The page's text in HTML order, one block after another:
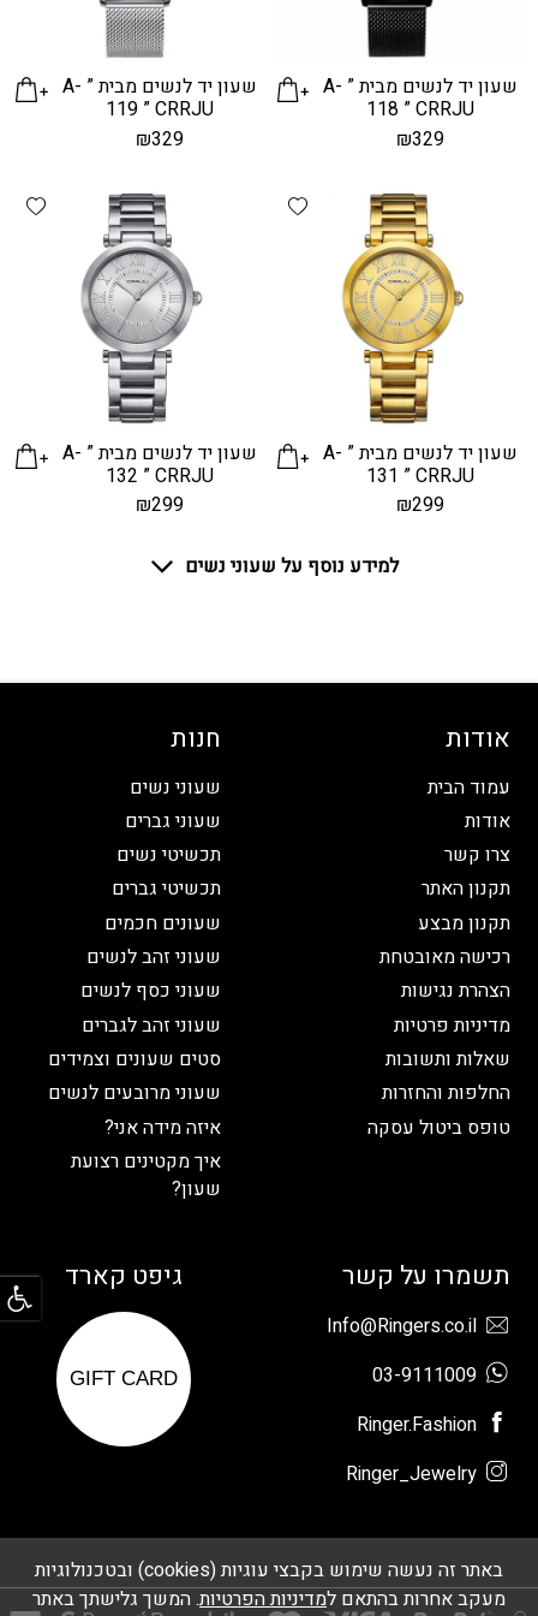
שעון יד לנשים מבית ” A-
118 ” CRRJU
₪329
שעון יד לנשים מבית ” A-
119 ” CRRJU
₪329
Add wishlist
שעון יד לנשים מבית ” A-
131 ” CRRJU
₪299
שעון יד לנשים מבית ” A-
132 ” CRRJU
₪299
למידע נוסף על שעוני נשים
אודות
עמוד הבית
אודות
צרו קשר
תקנון האתר
תקנון מבצע
רכישה מאובטחת
הצהרת נגישות
מדיניות פרטיות
שאלות ותשובות
החלפות והחזרות
טופס ביטול עסקה
חנות
שעוני נשים
שעוני גברים
תכשיטי נשים
תכשיטי גברים
שעונים חכמים
שעוני זהב לנשים
שעוני כסף לנשים
שעוני זהב לגברים
סטים שעונים וצמידים
שעוני מרובעים לנשים
איזה מידה אני?
איך מקטינים רצועת
שעון?
תשמרו על קשר
Info@Ringers.co.il
03-9111009
Ringer.Fashion
Ringer_Jewelry
גיפט קארד
GIFT CARD
באתר זה נעשה שימוש בקבצי עוגיות (cookies) ובטכנולוגיות
מעקב אחרות בהתאם למדיניות הפרטיות. המשך גלישתך באתר